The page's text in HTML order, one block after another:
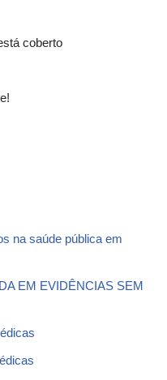
coberto
na saúde pública em
EM EVIDÊNCIAS SEM